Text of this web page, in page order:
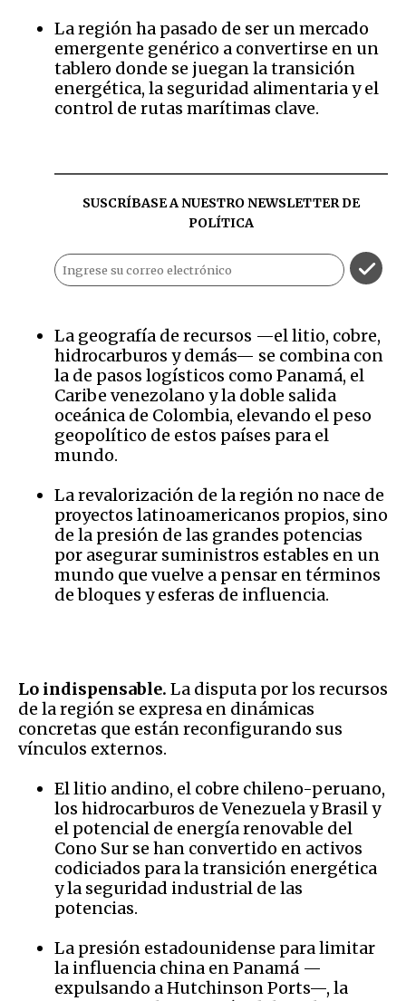
La región ha pasado de ser un mercado
emergente genérico a convertirse en un
tablero donde se juegan la transición
energética, la seguridad alimentaria y el
control de rutas marítimas clave.
SUSCRÍBASE A NUESTRO NEWSLETTER DE
POLÍTICA
La geografía de recursos —el litio, cobre,
hidrocarburos y demás— se combina con
la de pasos logísticos como Panamá, el
Caribe venezolano y la doble salida
oceánica de Colombia, elevando el peso
geopolítico de estos países para el
mundo.
La revalorización de la región no nace de
proyectos latinoamericanos propios, sino
de la presión de las grandes potencias
por asegurar suministros estables en un
mundo que vuelve a pensar en términos
de bloques y esferas de influencia.
Lo indispensable. La disputa por los recursos
de la región se expresa en dinámicas
concretas que están reconfigurando sus
vínculos externos.
El litio andino, el cobre chileno-peruano,
los hidrocarburos de Venezuela y Brasil y
el potencial de energía renovable del
Cono Sur se han convertido en activos
codiciados para la transición energética
y la seguridad industrial de las
potencias.
La presión estadounidense para limitar
la influencia china en Panamá —
expulsando a Hutchinson Ports—, la